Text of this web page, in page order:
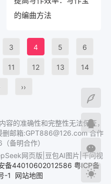
的编曲方法
3 4 5 6
11 12 13 14
››
容的准确性和完整性无法保证，
邮箱:GPT886@126.com 合作
备明合作）
网页版|豆包AI图片|千问视
备44010602012586 粤ICP备
-1
网站地图